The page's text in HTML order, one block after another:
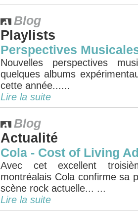
Blog
Playlists
Perspectives
Nouvelles perspectives
quelques albums
cette année......
Lire la suite
Blog
Actualité
Cola - Cost of Living
Avec cet excellent
montréalais Cola confirme sa
scène rock actuelle... ...
Lire la suite